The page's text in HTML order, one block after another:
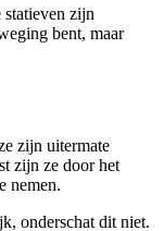
statieven zijn
bent, maar
zijn uitermate
zijn ze door het
nemen.
onderschat dit niet.